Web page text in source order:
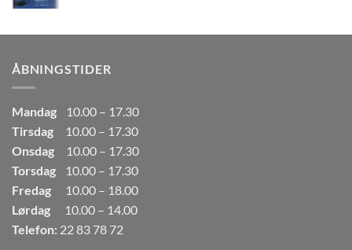
var:
er:
ÅBNINGSTIDER
Mandag
10.00 – 17.30
Tirsdag
10.00 – 17.30
Onsdag
10.00 – 17.30
Torsdag
10.00 – 17.30
Fredag
10.00 – 18.00
Lørdag
10.00 – 14.00
Telefon: 22 83 78 72